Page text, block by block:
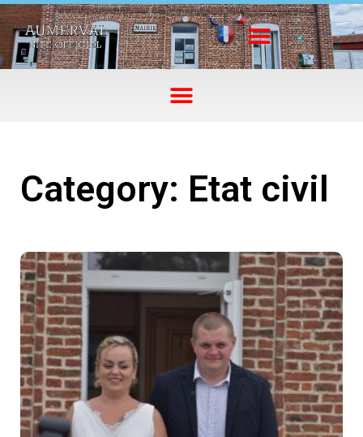
Category: Etat civil